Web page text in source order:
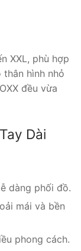
XXL, phù hợp
hình nhỏ
đều vừa
Dài
dàng phối đồ.
mái và bền
phong cách.